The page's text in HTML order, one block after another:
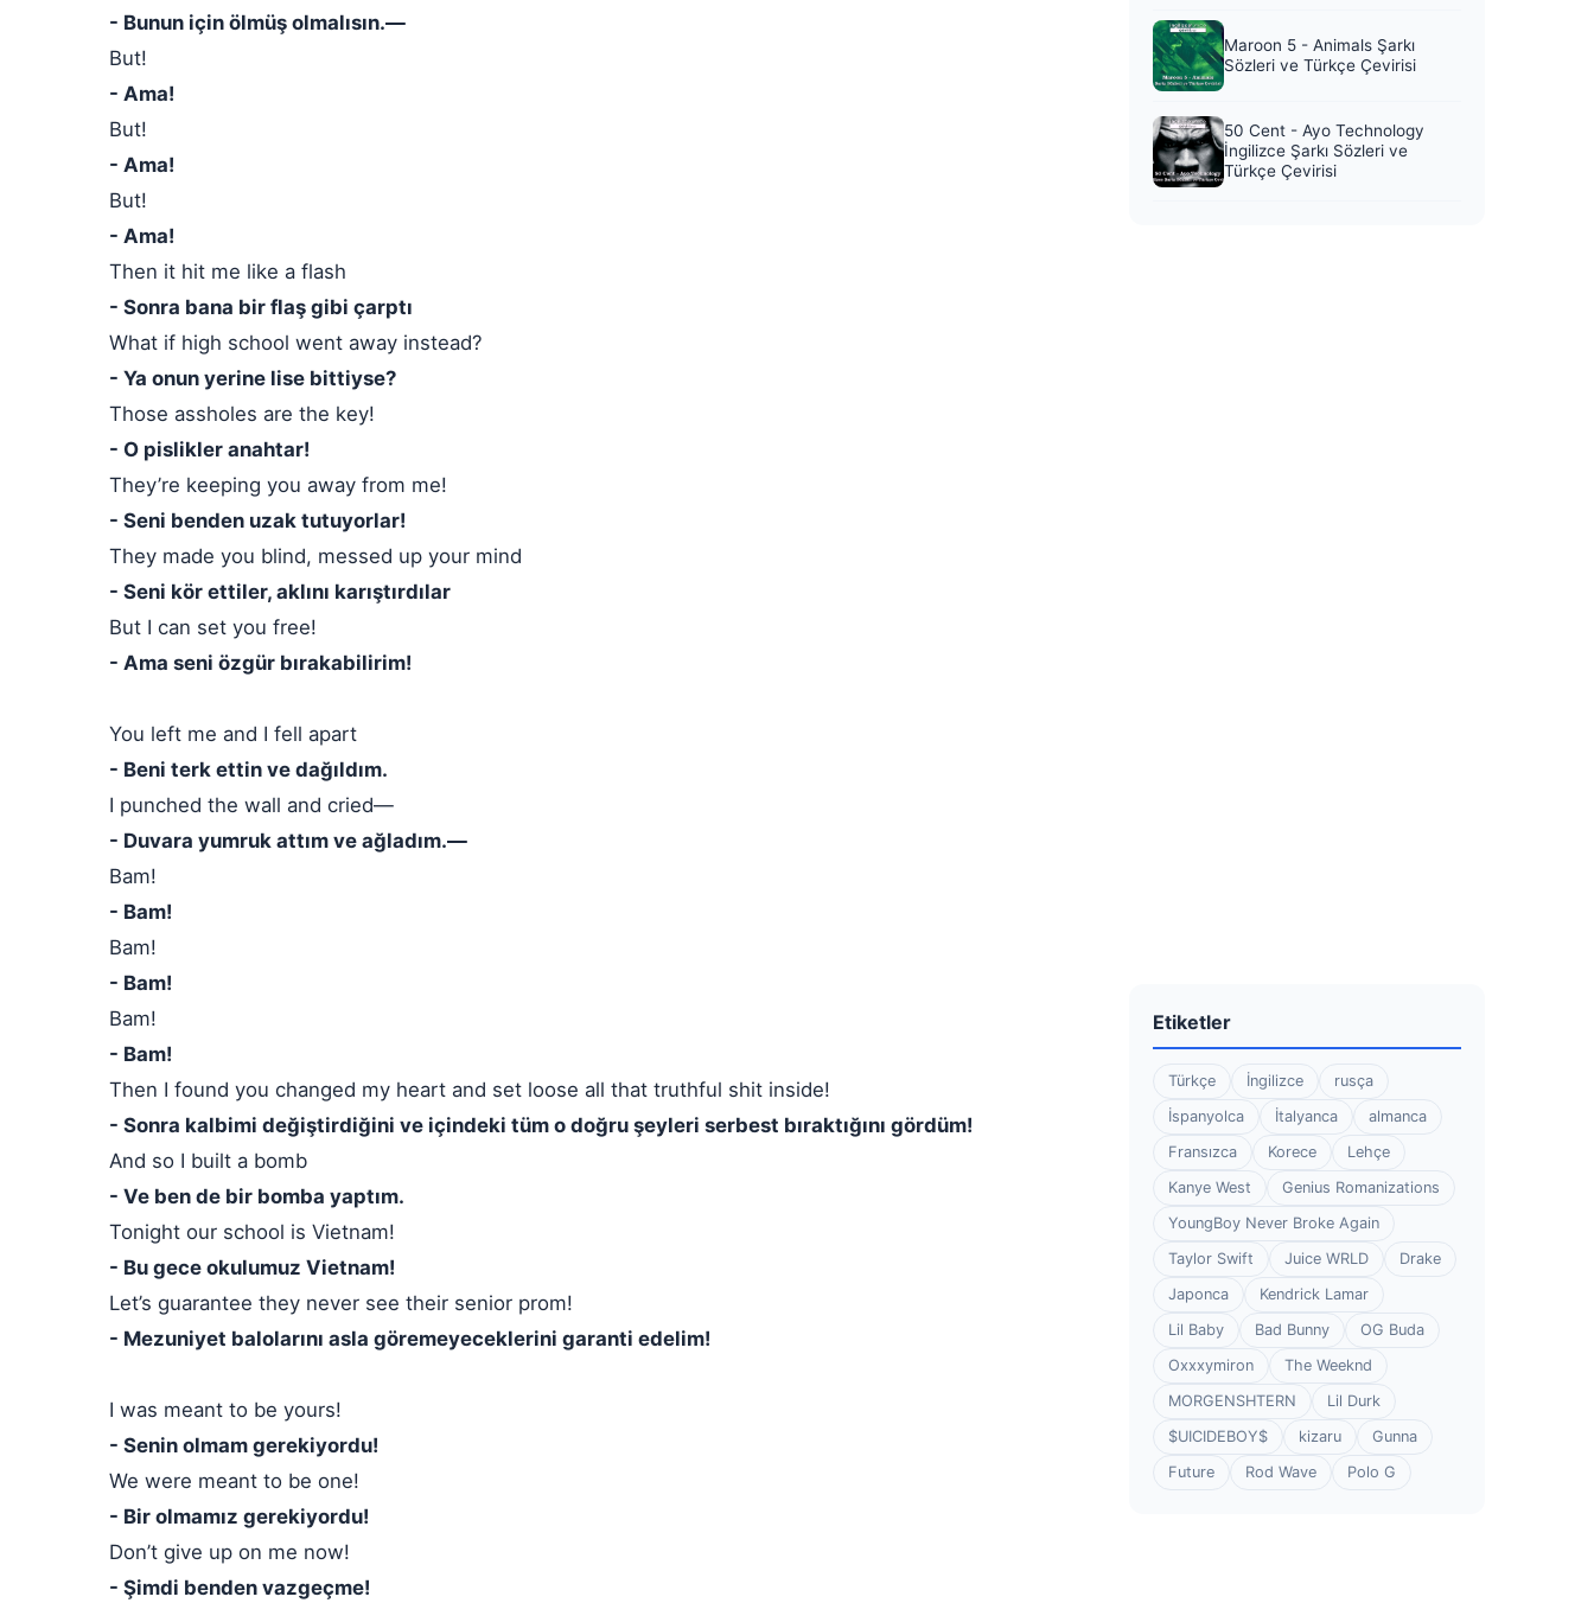
- Bunun için ölmüş olmalısın.—
But!
- Ama!
But!
- Ama!
But!
- Ama!
Then it hit me like a flash
- Sonra bana bir flaş gibi çarptı
What if high school went away instead?
- Ya onun yerine lise bittiyse?
Those assholes are the key!
- O pislikler anahtar!
They’re keeping you away from me!
- Seni benden uzak tutuyorlar!
They made you blind, messed up your mind
- Seni kör ettiler, aklını karıştırdılar
But I can set you free!
- Ama seni özgür bırakabilirim!
You left me and I fell apart
- Beni terk ettin ve dağıldım.
I punched the wall and cried—
- Duvara yumruk attım ve ağladım.—
Bam!
- Bam!
Bam!
- Bam!
Bam!
- Bam!
Then I found you changed my heart and set loose all that truthful shit inside!
- Sonra kalbimi değiştirdiğini ve içindeki tüm o doğru şeyleri serbest bıraktığını gördüm!
And so I built a bomb
- Ve ben de bir bomba yaptım.
Tonight our school is Vietnam!
- Bu gece okulumuz Vietnam!
Let’s guarantee they never see their senior prom!
- Mezuniyet balolarını asla göremeyeceklerini garanti edelim!
I was meant to be yours!
- Senin olmam gerekiyordu!
We were meant to be one!
- Bir olmamız gerekiyordu!
Don’t give up on me now!
- Şimdi benden vazgeçme!
Maroon 5 - Animals Şarkı
Sözleri ve Türkçe Çevirisi
50 Cent - Ayo Technology
İngilizce Şarkı Sözleri ve
Türkçe Çevirisi
Etiketler
Türkçe İngilizce
rusça
İspanyolca
İtalyanca
almanca
Fransızca
Korece
Lehçe
Kanye West
Genius Romanizations
YoungBoy Never Broke Again
Taylor Swift
Juice WRLD
Drake
Japonca
Kendrick Lamar
Lil Baby
Bad Bunny
OG Buda
Oxxxymiron
The Weeknd
MORGENSHTERN
Lil Durk
$UICIDEBOY$
kizaru
Gunna
Future
Rod Wave Polo G